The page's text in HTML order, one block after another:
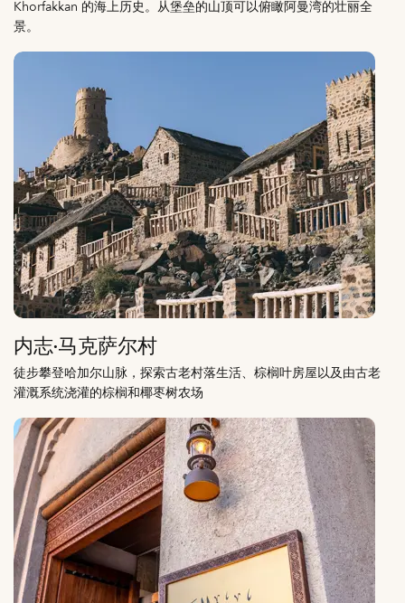
Khorfakkan 的海上历史。从堡垒的山顶可以俯瞰阿曼湾的壮丽全
景。
内志·马克萨尔村
徒步攀登哈加尔山脉，探索古老村落生活、棕榈叶房屋以及由古老
灌溉系统浇灌的棕榈和椰枣树农场